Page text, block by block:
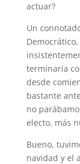
actuar?
Un
terminaría
desde
bastante
no
electo, más
Bueno,
navidad y el